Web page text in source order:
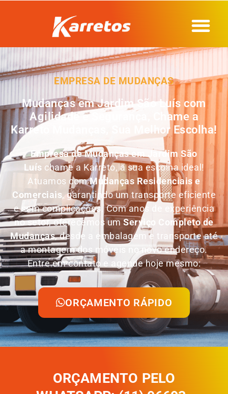
EMPRESA DE MUDANÇAS
Mudanças em Jardim São Luís com
Agilidade e Segurança, Chame a
Karreto Mudanças, Sua Melhor Escolha!
Empresa de Mudanças em
Jardim São
Luís chame a Karreto, a sua escolha ideal!
Atuamos comMudanças Residenciais e
Comerciais, garantindo um transporte eficiente
e sem complicações. Com anos de experiência
no setor, oferecemos umServiço Completo de
Mudanças, desde a embalagem e transporte até
a montagem dos móveis no novo endereço.
Entre em contato e agende hoje mesmo:
ORÇAMENTO RÁPIDO
ORÇAMENTO PELO